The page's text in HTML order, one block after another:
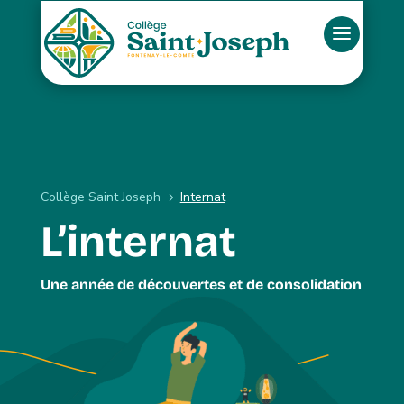
Collège Saint Joseph 5 Internat
L’internat
Une année de découvertes et de consolidation